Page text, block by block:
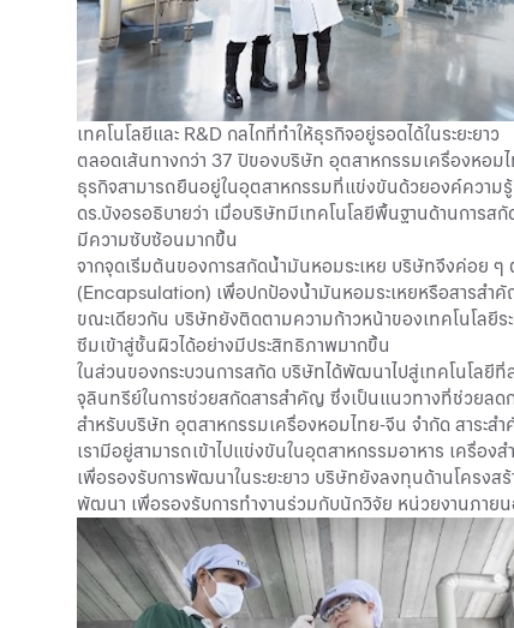
เทคโนโลยีและ R&D กลไกที่ทำให้ธุรกิจอยู่รอดได้ในระยะยาว
ตลอดเส้นทางกว่า 37 ปีของบริษัท อุตสาหกรรมเครื่องหอมไ
ธุรกิจสามารถยืนอยู่ในอุตสาหกรรมที่แข่งขันด้วยองค์ความรู้
ดร.บังอรอธิบายว่า เมื่อบริษัทมีเทคโนโลยีพื้นฐานด้านการ
มีความซับซ้อนมากขึ้น
จากจุดเริ่มต้นของการสกัดน้ำมันหอมระเหย บริษัทจึงค่อย ๆ
(Encapsulation) เพื่อปกป้องน้ำมันหอมระเหยหรือสารสำ
ขณะเดียวกัน บริษัทยังติดตามความก้าวหน้าของเทคโนโลยี
ซึมเข้าสู่ชั้นผิวได้อย่างมีประสิทธิภาพมากขึ้น
ในส่วนของกระบวนการสกัด บริษัทได้พัฒนาไปสู่เทคโนโลยี
จุลินทรีย์ในการช่วยสกัดสารสำคัญ ซึ่งเป็นแนวทางที่ช่วยล
สำหรับบริษัท อุตสาหกรรมเครื่องหอมไทย-จีน จำกัด สาระส
เรามีอยู่สามารถเข้าไปแข่งขันในอุตสาหกรรมอาหาร เครื่องส
เพื่อรองรับการพัฒนาในระยะยาว บริษัทยังลงทุนด้านโครง
พัฒนา เพื่อรองรับการทำงานร่วมกับนักวิจัย หน่วยงานภาย